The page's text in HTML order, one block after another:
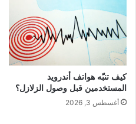
كيف تنبّه هواتف أندرويد
المستخدمين قبل وصول الزلازل؟
أغسطس 3, 2026